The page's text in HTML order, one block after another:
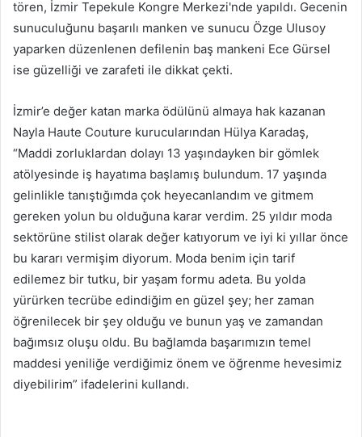
tören, İzmir Tepekule Kongre Merkezi'nde yapıldı. Gecenin
sunuculuğunu başarılı manken ve sunucu Özge Ulusoy
yaparken düzenlenen defilenin baş mankeni Ece Gürsel
ise güzelliği ve zarafeti ile dikkat çekti.
İzmir’e değer katan marka ödülünü almaya hak kazanan
Nayla Haute Couture kurucularından Hülya Karadaş,
“Maddi zorluklardan dolayı 13 yaşındayken bir gömlek
atölyesinde iş hayatıma başlamış bulundum. 17 yaşında
gelinlikle tanıştığımda çok heyecanlandım ve gitmem
gereken yolun bu olduğuna karar verdim. 25 yıldır moda
sektörüne stilist olarak değer katıyorum ve iyi ki yıllar önce
bu kararı vermişim diyorum. Moda benim için tarif
edilemez bir tutku, bir yaşam formu adeta. Bu yolda
yürürken tecrübe edindiğim en güzel şey; her zaman
öğrenilecek bir şey olduğu ve bunun yaş ve zamandan
bağımsız oluşu oldu. Bu bağlamda başarımızın temel
maddesi yeniliğe verdiğimiz önem ve öğrenme hevesimiz
diyebilirim” ifadelerini kullandı.